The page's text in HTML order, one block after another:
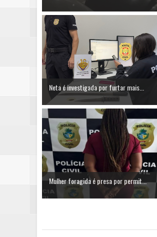
Neta é investigada por furtar mais...
Mulher foragida é presa por permit...